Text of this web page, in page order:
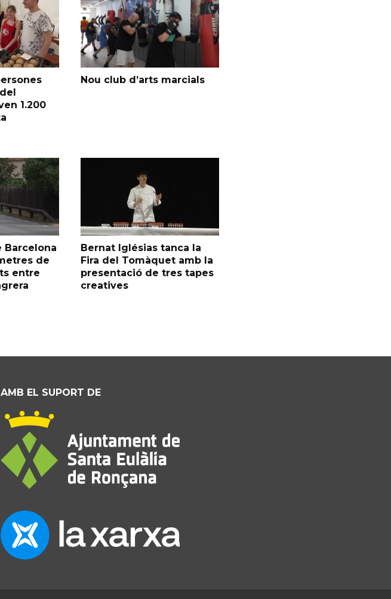
1.200
Nou club d’arts marcials
Barcelona
de
entre
Bernat Iglésias tanca la
Fira del Tomàquet amb la
presentació de tres tapes
creatives
AMB EL SUPORT DE